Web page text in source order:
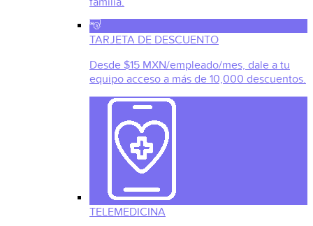
TARJETA DE DESCUENTO
Desde $15 MXN/empleado/mes, dale a tu
equipo acceso a más de 10,000 descuentos.
TELEMEDICINA